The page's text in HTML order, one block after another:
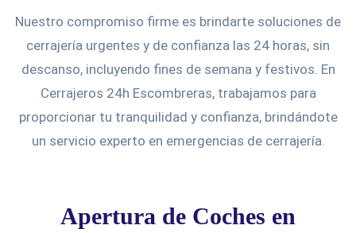
Nuestro compromiso firme es brindarte soluciones de
cerrajería urgentes y de confianza las 24 horas, sin
descanso, incluyendo fines de semana y festivos. En
Cerrajeros 24h Escombreras, trabajamos para
proporcionar tu tranquilidad y confianza, brindándote
un servicio experto en emergencias de cerrajería.
Apertura de Coches en